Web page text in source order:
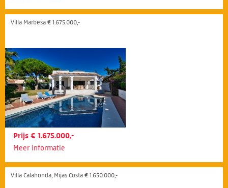
Villa Marbesa € 1.675.000,-
Prijs € 1.675.000,-
Meer informatie
Villa Calahonda, Mijas Costa € 1.650.000,-